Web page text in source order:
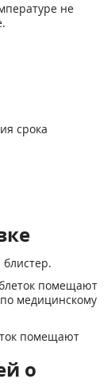
не
срока
помещают
медицинскому
помещают
о